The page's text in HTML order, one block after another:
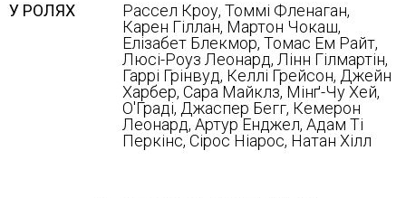
У РОЛЯХ
Рассел Кроу, Томмі Фленаган,
Карен Гіллан, Мартон Чокаш,
Елізабет Блекмор, Томас Ем Райт,
Люсі-Роуз Леонард, Лінн Гілмартін,
Гаррі Грінвуд, Келлі Грейсон, Джейн
Харбер, Сара Майклз, Мінґ-Чу Хей,
О'Граді, Джаспер Бегг, Кемерон
Леонард, Артур Енджел, Адам Ті
Перкінс, Сірос Ніарос, Натан Хілл